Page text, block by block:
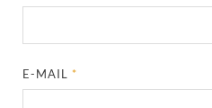
E-MAIL*